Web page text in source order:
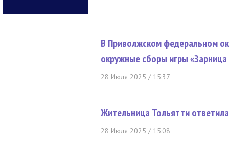
В Приволжском федеральном
окружные сборы игры
28 Июля 2025 / 15:37
Жительница Тольятти
28 Июля 2025 / 15:08